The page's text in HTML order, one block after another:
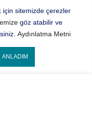
için sitemizde çerezler
göz atabilir ve
Aydınlatma Metni
ANLADIM